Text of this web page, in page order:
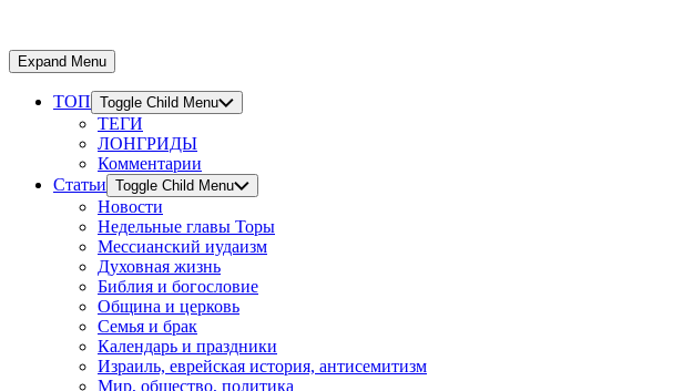
Expand Menu
ТОП Toggle Child Menu
ТЕГИ
ЛОНГРИДЫ
Комментарии
Статьи Toggle Child Menu
Новости
Недельные главы Торы
Мессианский иудаизм
Духовная жизнь
Библия и богословие
Община и церковь
Семья и брак
Календарь и праздники
Израиль, еврейская история, антисемитизм
Мир, общество, политика